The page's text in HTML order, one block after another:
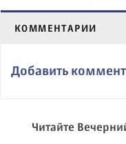
КОММЕНТАРИИ
Добавить
Читайте